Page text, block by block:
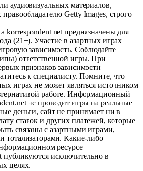
аудиовизуальных материалов,
Getty Images, строго
korrespondent.net предназначены для
(21+). Участие в азартных играх
зависимость. Соблюдайте
ответственной игры. При
признаков зависимости
к специалисту. Помните, что
играх не может являться источником
работе. Информационный
не проводит игры на реальные
деньги, сайт не принимает ни в
ставок и других платежей, которые
связаны с азартными играми,
тотализаторами. Какие-либо
ресурсе
публикуются исключительно в
целях.